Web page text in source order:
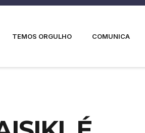
TEMOS ORGULHO COMUNICA